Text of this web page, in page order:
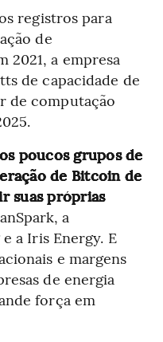
registros para
de
2021, a empresa
de capacidade de
de computação
poucos grupos de
de Bitcoin de
suas próprias
a
a Iris Energy. E
e margens
de energia
força em